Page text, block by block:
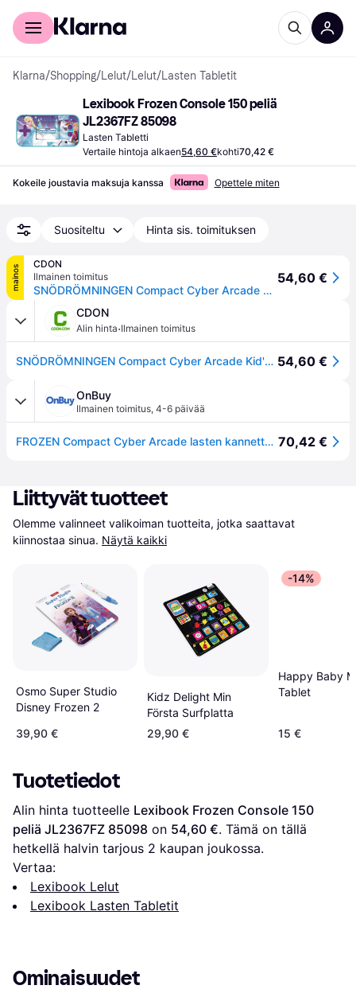
Kuluttajille
Klarna/Shopping/Lelut/Lelut/Lasten Tabletit
Lexibook Frozen Console 150 peliä
JL2367FZ 85098
Lasten Tabletti
Vertaile hintoja alkaen54,60 €kohti70,42 €
Kokeile joustavia maksuja kanssa Opettele miten
Suositeltu Hinta sis. toimituksen
mainos
CDON
Ilmainen toimitus
SNÖDRÖMNINGEN Compact Cyber Arcade Kid's Portable Game Console LEXIBOOK - 150 spel
54,60 €
CDON
Alin hinta·Ilmainen toimitus
SNÖDRÖMNINGEN Compact Cyber Arcade Kid's Portable Game Console LEXIBOOK - 150 spel 54,60 €
OnBuy
Ilmainen toimitus, 4-6 päivää
FROZEN Compact Cyber Arcade lasten kannettava pelikonsoli LEXIBOOK - 150 peliä 70,42 €
Liittyvät tuotteet
Olemme valinneet valikoiman tuotteita, jotka saattavat
kiinnostaa sinua. Näytä kaikki
Osmo Super Studio
Disney Frozen 2
39,90 €
Kidz Delight Min
Första Surfplatta
29,90 €
-14%
Happy Baby
Tablet
15 €
Tuotetiedot
Alin hinta tuotteelle Lexibook Frozen Console 150
peliä JL2367FZ 85098 on 54,60 €. Tämä on tällä
hetkellä halvin tarjous 2 kaupan joukossa.
Vertaa:
Lexibook Lelut
Lexibook Lasten Tabletit
Ominaisuudet